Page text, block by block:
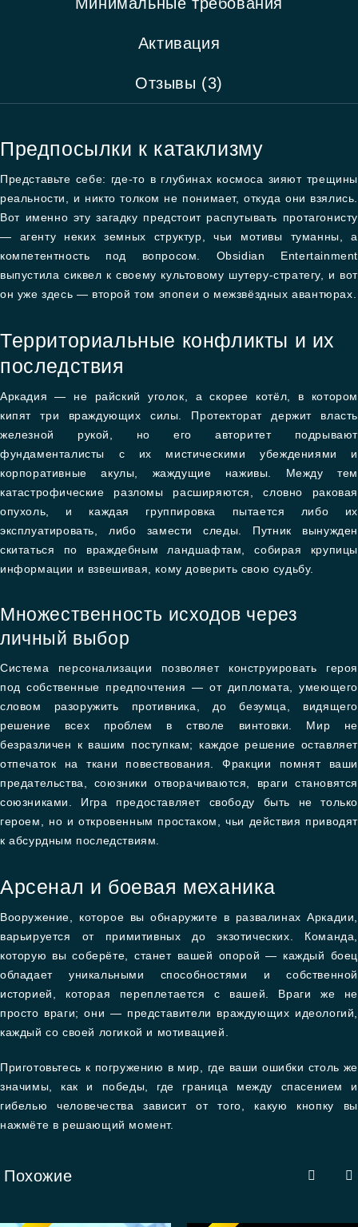
Активация
Отзывы (3)
Предпосылки к катаклизму
Представьте себе: где-то в глубинах космоса зияют трещины
реальности, и никто толком не понимает, откуда они взялись.
Вот именно эту загадку предстоит распутывать протагонисту
— агенту неких земных структур, чьи мотивы туманны, а
компетентность под вопросом. Obsidian Entertainment
выпустила сиквел к своему культовому шутеру-стратегу, и вот
он уже здесь — второй том эпопеи о межзвёздных авантюрах.
Территориальные конфликты и их
последствия
Аркадия — не райский уголок, а скорее котёл, в котором
кипят три враждующих силы. Протекторат держит власть
железной рукой, но его авторитет подрывают
фундаменталисты с их мистическими убеждениями и
корпоративные акулы, жаждущие наживы. Между тем
катастрофические разломы расширяются, словно раковая
опухоль, и каждая группировка пытается либо их
эксплуатировать, либо замести следы. Путник вынужден
скитаться по враждебным ландшафтам, собирая крупицы
информации и взвешивая, кому доверить свою судьбу.
Множественность исходов через
личный выбор
Система персонализации позволяет конструировать героя
под собственные предпочтения — от дипломата, умеющего
словом разоружить противника, до безумца, видящего
решение всех проблем в стволе винтовки. Мир не
безразличен к вашим поступкам; каждое решение оставляет
отпечаток на ткани повествования. Фракции помнят ваши
предательства, союзники отворачиваются, враги становятся
союзниками. Игра предоставляет свободу быть не только
героем, но и откровенным простаком, чьи действия приводят
к абсурдным последствиям.
Арсенал и боевая механика
Вооружение, которое вы обнаружите в развалинах Аркадии,
варьируется от примитивных до экзотических. Команда,
которую вы соберёте, станет вашей опорой — каждый боец
обладает уникальными способностями и собственной
историей, которая переплетается с вашей. Враги же не
просто враги; они — представители враждующих идеологий,
каждый со своей логикой и мотивацией.
Приготовьтесь к погружению в мир, где ваши ошибки столь же
значимы, как и победы, где граница между спасением и
гибелью человечества зависит от того, какую кнопку вы
нажмёте в решающий момент.
Похожие